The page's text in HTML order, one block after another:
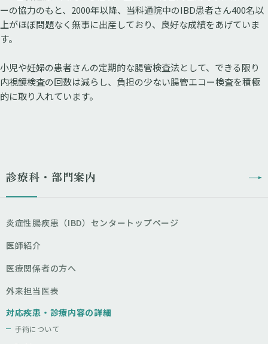
ーの協力のもと、2000年以降、当科通院中のIBD患者さん400名以
上がほぼ問題なく無事に出産しており、良好な成績をあげていま
す。
小児や妊婦の患者さんの定期的な腸管検査法として、できる限り
内視鏡検査の回数は減らし、負担の少ない腸管エコー検査を積極
的に取り入れています。
診療科・部門案内
炎症性腸疾患（IBD）センタートップページ
医師紹介
医療関係者の方へ
外来担当医表
対応疾患・診療内容の詳細
手術について